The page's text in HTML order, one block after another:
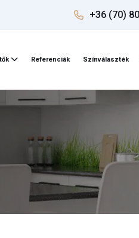
+36 (70)
Referenciák Színválaszték